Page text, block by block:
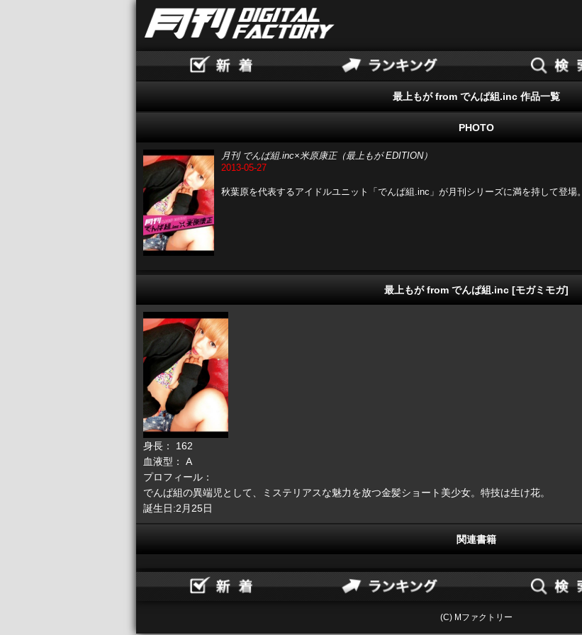
最上もが from でんぱ組.inc 作品一覧
PHOTO
月刊 でんぱ組.inc×米原康正（最上もが EDITION）
2013-05-27
秋葉原を代表するアイドルユニット「でんぱ組.inc」が月刊シリーズに満を持して登場。
最上もが from でんぱ組.inc [モガミモガ]
身長： 162
血液型： A
プロフィール：
でんぱ組の異端児として、ミステリアスな魅力を放つ金髪ショート美少女。特技は生け花。
誕生日:2月25日
関連書籍
(C) Mファクトリー